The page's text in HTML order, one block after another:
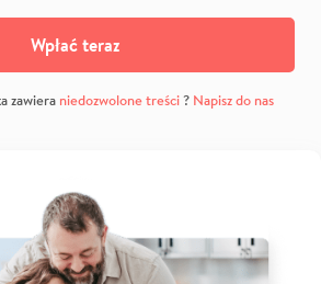
Wpłać teraz
zawiera niedozwolone treści? Napisz do nas